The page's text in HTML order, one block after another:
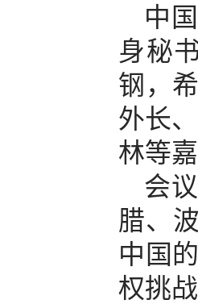
中
身秘
钢，
外长
林等
会
腊、
中国
权挑